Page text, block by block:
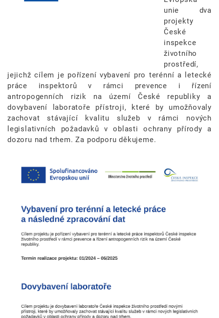
unie dva
projekty
České
inspekce
životního
prostředí,
jejichž cílem je pořízení vybavení pro terénní a letecké
práce inspektorů v rámci prevence i řízení
antropogenních rizik na území České republiky a
dovybavení laboratoře přístroji, které by umožňovaly
zachovat stávající kvalitu služeb v rámci nových
legislativních požadavků v oblasti ochrany přírody a
dozoru nad trhem. Za podporu děkujeme.